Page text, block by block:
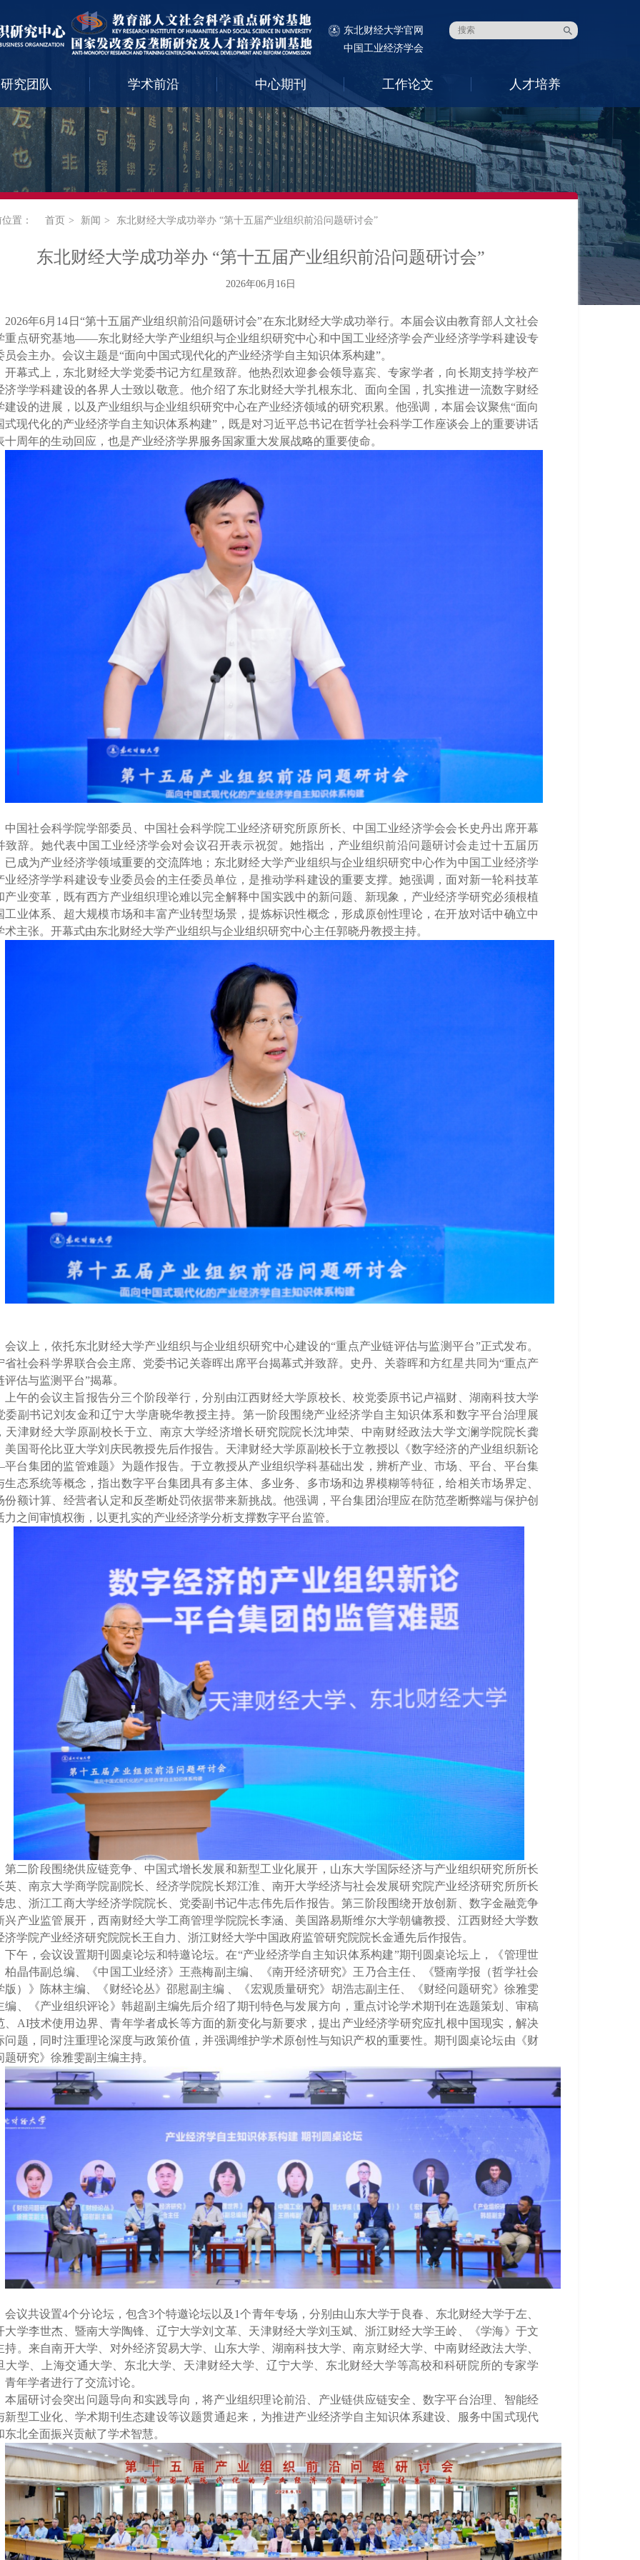
东北财经大学官网
中国工业经济学会
研究团队 学术前沿 中心期刊 工作论文 人才培养
置： 首页 新闻 东北财经大学成功举办 “第十五届产业组织前沿问题研讨会”
东北财经大学成功举办 “第十五届产业组织前沿问题研讨会”
2026年06月16日
2026年6月 14 日 “第十五届产业组织前沿问题研讨会”在东北财经大学成功举行。本届会议由教育部人文社会
重点研究基地——东北财经大学产业组织与企业组织研究中心和中国工业经济学会产业经济学学科建设专
员会主办。会议主题是“面向中国式现代化的产业经济学自主知识体系构建”。
开幕式上，东北财经大学党委书记方红星致辞。他热烈欢迎参会领导嘉宾、专家学者 ，向长期支持学校产
济学学科建设的各界人士致以敬意。他介绍了东北财经大学扎根东北、面向全国，扎实推进一流数字财经
建设的进展，以及产业组织与企业组织研究中心在产业经济领域的研究积累。他强调 ，本届会议聚焦“面向
式现代化的产业经济学自主知识体系构建”，既是对习近平总书记在哲学社会科学工作座谈会上的重要讲话
十周年的生动回应，也是产业经济学界服务国家重大发展战略的重要使命。
中国社会科学院学部委员、中国社会科学院工业经济研究所原所长
中国工业经济学会会长史丹出席开幕
致辞。 她代表中国工业经济学会对会议召开表示祝贺。她指出，产业组织前沿问题研讨会走过十五届历
已成为产业经济学领域重要的交流阵地；东北财经大学产业组织与企业组织研究中心作为中国工业经济学
业经济学学科建设专业委员会的主任委员单位 ， 是推动学科建设的重要支撑。她强调，面对新一轮科技革
产业变革，既有西方产业组织理论难以完全解释中国实践中的新问题、新现象，产业经济学研究必须根植
工业体系、超大规模市场和丰富产业转型场景，提炼标识性概念，形成原创性理论，在开放对话中确立中
术主张。开幕式由东北财经大学产业组织与企业组织研究中心主任郭晓丹教授主持。
会议上，依托东北财经大学产业组织与企业组织研究中心建设的“重点产业链评估与监测平台”正式发布。
省社会科学界联合会主席、党委书记关蓉晖出席平台揭幕式并致辞。 史丹、关蓉晖和方红星共同为“重点产
评估与监测平台”揭幕。
上午的会议主旨报告分三个阶段举行，分别由江西财经大学原校长、校党委原书记卢福财
湖南科技大学
委副书记刘友金和辽宁大学唐晓华教授主持。 第一阶段围绕产业经济学自主知识体系和数字平台治理展
天津财经大学原副校长于立 南京大学经济增长研究院院长沈坤荣 中南财经政法大学文澜学院院长龚
美国哥伦比亚大学刘庆民教授先后作报告。 天津财经大学原副校长于立教授以《数字经济的产业组织新论
平台集团的监管难题》为题作报告。于立教授从产业组织学科基础出发，辨析产业、市场、平台、平台集
生态系统等概念，指出数字平台集团具有多主体、多业务、多市场和边界模糊等特征，给相关市场界定、
份额计算、经营者认定和反垄断处罚依据带来新挑战。他强调，平台集团治理应在防范垄断弊端与保护创
力之间审慎权衡，以更扎实的产业经济学分析支撑数字平台监管。
第二阶段围绕供应链竞争、中国式增长发展和新型工业化展开， 山东大学国际经济与产业组织研究所所长
英、南京大学商学院副院长、 经济学院院长郑江淮、南开大学经济与社会发展研究院产业经济研究所所长
忠、 浙江工商大学经济学院院长、党委副书记牛志伟先后作报告。第三阶段围绕开放创新、数字金融竞争
兴产业监管展开，西南财经大学工商管理学院院长李涵、美国路易斯维尔大学朝镛教授、江西财经大学数
济学院产业经济研究院院长王自力、 浙江财经大学中国政府监管研究院院长金通先后作报告。
下午，会议设置期刊圆桌论坛和特邀论坛。在“产业经济学自主知识体系构建”期刊圆桌论坛 上，
《管理世
柏晶伟副总编、《中国工业经济》王燕梅副主编、《南开经济研究》王乃合主任、《暨南学报（哲学社会
版）》陈林主编、《财经论丛》邵慰副主编
、《宏观质量研究》胡浩志副主任、《财经问题研究》徐雅雯
编、《产业组织评论》韩超副主编先后介绍了期刊特色与发展方向， 重点讨论学术期刊在选题策划、 审稿
AI技术使用 边界、青年学者成长等方面的新变化与新要求，提出 产业经济学研究应扎根中国现实 ， 解决
问题，同时注重理论深度与政策价值 ，并强调维护学术原创性与知识产权的重要性。期刊圆桌论坛由《财
题研究》徐雅雯副主编主持。
会议共设置4个分论坛， 包含3个特邀论坛以及 1个青年专场，分别 由山东大学于良春、东北财经大学于左、
大学李世杰、暨南大学陶锋、辽宁大学刘文革、天津财经大学刘玉斌、浙江财经大学王岭、《学海》于文
持。来自南开大学、对外经济贸易大学、山东大学、湖南科技大学、南京财经大学、中南财经政法大学、
大学、上海交通大学、东北大学、天津财经大学、辽宁大学、东北财经大学等高校和科研院所的专家学
青年学者进行了交流讨论。
本届研讨会突出问题导向和实践导向，将产业组织理论前沿、产业链供应链安全、数字平台治理、智能经
新型工业化、学术期刊生态建设等议题贯通起来，为推进产业经济学自主知识体系建设、服务中国式现代
东北全面振兴贡献了学术智慧。